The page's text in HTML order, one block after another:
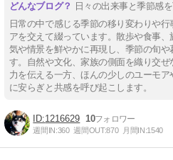
日々の出来事と季節感
日常の中で感じる季節の移り変わりや
アを交えて綴っています。散歩や食事
気や情景を鮮やかに再現し、季節の旬
す。自然や文化、家族の側面を織り交
力を伝える一方、ほんの少しのユーモ
に安らぎと共感を呼び起こします。
1216629 10
週間IN:360 週間OUT:870 月間IN:1540